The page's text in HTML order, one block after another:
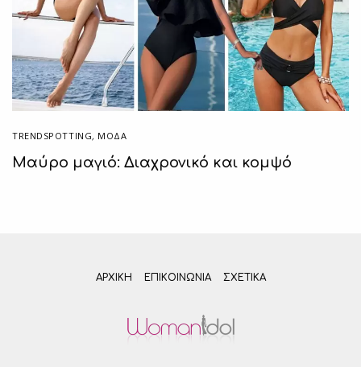
TRENDSPOTTING, ΜΟΔΑ
Μαύρο μαγιό: Διαχρονικό και κομψό
ΑΡΧΙΚΗ ΕΠΙΚΟΙΝΩΝΊΑ ΣΧΕΤΙΚΆ